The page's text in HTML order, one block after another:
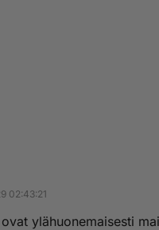
02:43:21
ylähuonemaisesti